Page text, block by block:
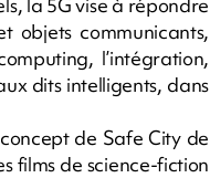
objets communicants,
l’intégration,
dits intelligents, dans
de Safe City de
films de science-fiction